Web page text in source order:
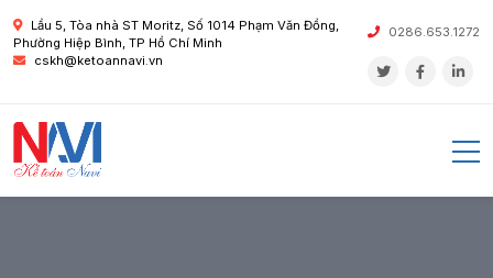
Lầu 5, Tòa nhà ST Moritz, Số 1014 Phạm Văn Đồng,
Phường Hiệp Bình, TP Hồ Chí Minh
cskh@ketoannavi.vn
0286.653.1272